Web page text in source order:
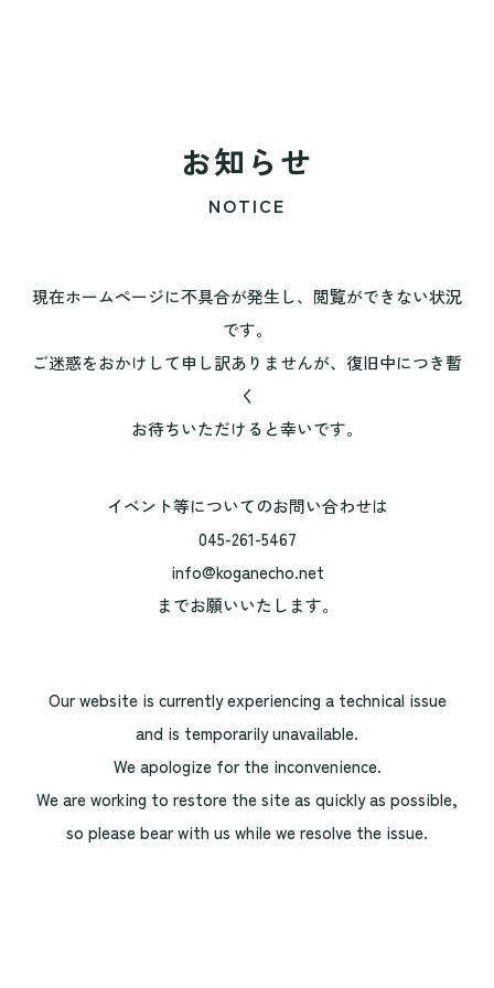
お知らせ
NOTICE
現在ホームページに不具合が発生し、閲覧ができない状況
です。
ご迷惑をおかけして申し訳ありませんが、復旧中につき暫
く
お待ちいただけると幸いです。
イベント等についてのお問い合わせは
045-261-5467
info@koganecho.net
までお願いいたします。
Our website is currently experiencing a technical issue
and is temporarily unavailable.
We apologize for the inconvenience.
We are working to restore the site as quickly as possible,
so please bear with us while we resolve the issue.